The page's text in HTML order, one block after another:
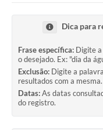
Dica para
Frase específica: Digite
o desejado. Ex: "dia da
Exclusão: Digite a
resultados com a
Datas:As datas
do registro.